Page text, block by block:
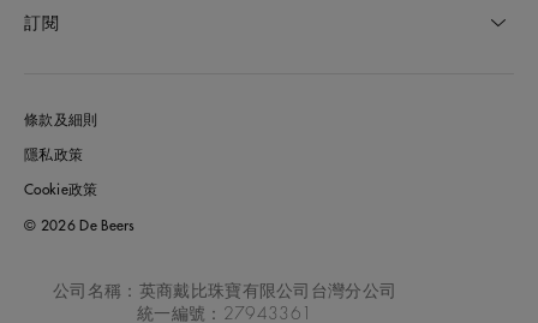
訂閱
條款及細則
隱私政策
Cookie政策
© 2026 De Beers
公司名稱：英商戴比珠寶有限公司台灣分公司
統一編號：27943361